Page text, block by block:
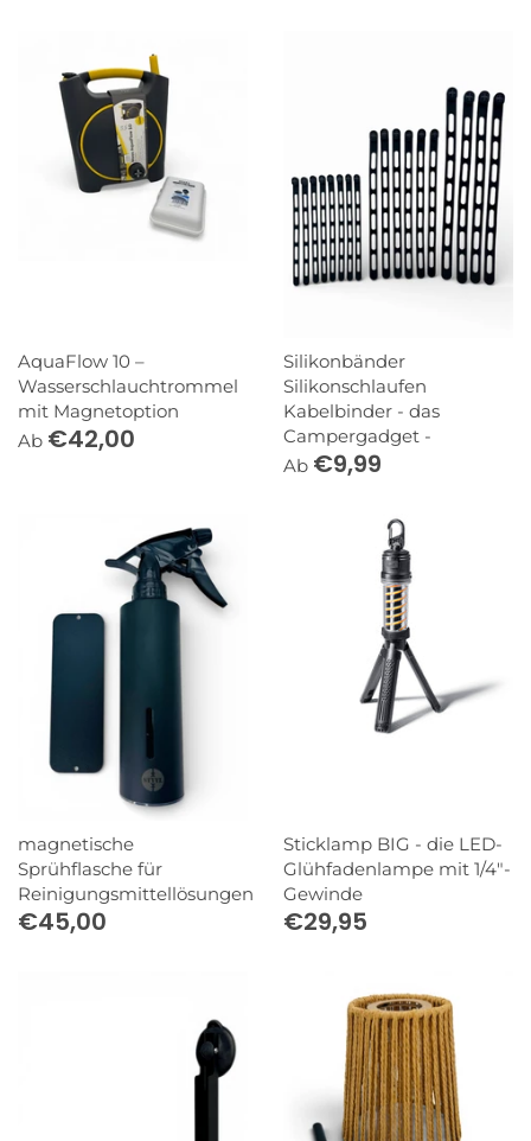
AquaFlow 10 –
Wasserschlauchtrommel
mit Magnetoption
Ab €42,00
Silikonbänder
Silikonschlaufen
Kabelbinder - das
Campergadget -
Ab €9,99
magnetische
Sprühflasche für
Reinigungsmittellösungen
€45,00
Sticklamp BIG - die LED-
Glühfadenlampe mit 1/4"-
Gewinde
€29,95